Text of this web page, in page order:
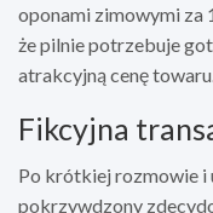
oponami zimowymi za
że pilnie potrzebuje
atrakcyjną cenę towaru.
Fikcyjna
Po krótkiej rozmowie i
pokrzywdzony